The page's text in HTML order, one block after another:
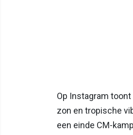
Op Instagram
zon en tropische
een einde CM-